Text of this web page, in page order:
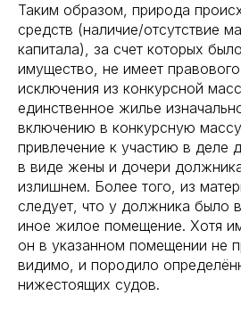
Таким образом, природа
средств (наличие/отсутствие
капитала), за счет которых
имущество, не имеет
исключения из конкурсной
единственное жилье
включению в конкурсную
привлечение к участию в деле
в виде жены и дочери
излишнем. Более того, из
следует, что у должника было
иное жилое помещение. Хотя
он в указанном помещении не
видимо, и породило
нижестоящих судов.